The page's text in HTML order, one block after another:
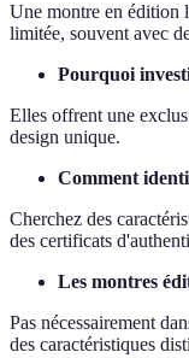
Une montre en édition
limitée, souvent avec
Pourquoi
Elles offrent une
design unique.
Comment
Cherchez des
des certificats
Les montres
Pas nécessairement
des caractéristiques